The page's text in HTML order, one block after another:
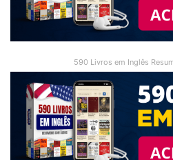
590 Livros em Inglês